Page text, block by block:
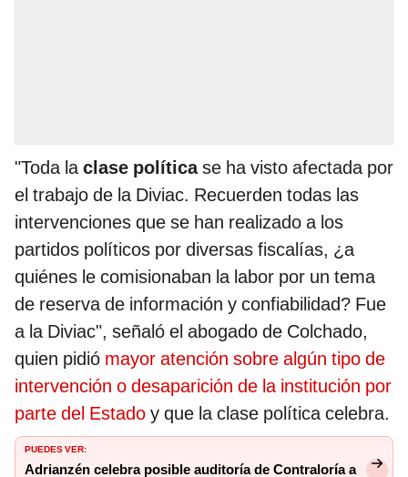
"Toda laclase políticase ha visto afectada por
el trabajo de la Diviac. Recuerden todas las
intervenciones que se han realizado a los
partidos políticos por diversas fiscalías, ¿a
quiénes le comisionaban la labor por un tema
de reserva de información y confiabilidad? Fue
a la Diviac", señaló el abogado de Colchado,
quien pidió mayor atención sobre algún tipo de
intervención o desaparición de la institución por
parte del Estado y que la clase política celebra.
PUEDES VER:
Adrianzén celebra posible auditoría de Contraloría a